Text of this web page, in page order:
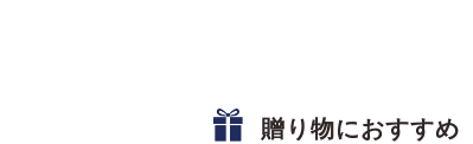
贈り物におすすめ